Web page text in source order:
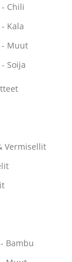
Chili
Kala
- Muut
Soija
Vermisellit
Bambu